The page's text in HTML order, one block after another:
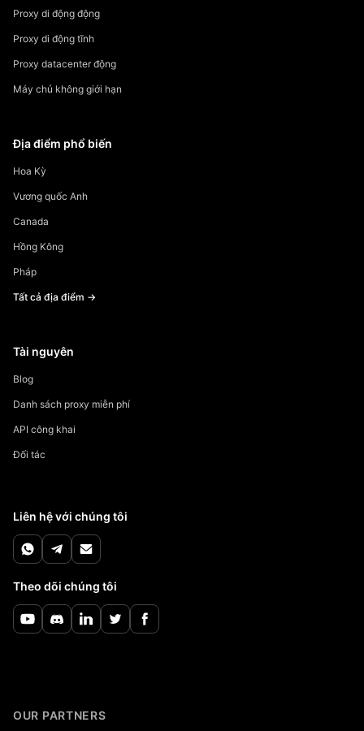
Proxy di động động
Proxy di động tĩnh
Proxy datacenter động
Máy chủ không giới hạn
Địa điểm phổ biến
Hoa Kỳ
Vương quốc Anh
Canada
Hồng Kông
Pháp
Tất cả địa điểm →
Tài nguyên
Blog
Danh sách proxy miễn phí
API công khai
Đối tác
Liên hệ với chúng tôi
Theo dõi chúng tôi
OUR PARTNERS